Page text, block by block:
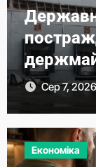
відСер 7, 2026
Економіка